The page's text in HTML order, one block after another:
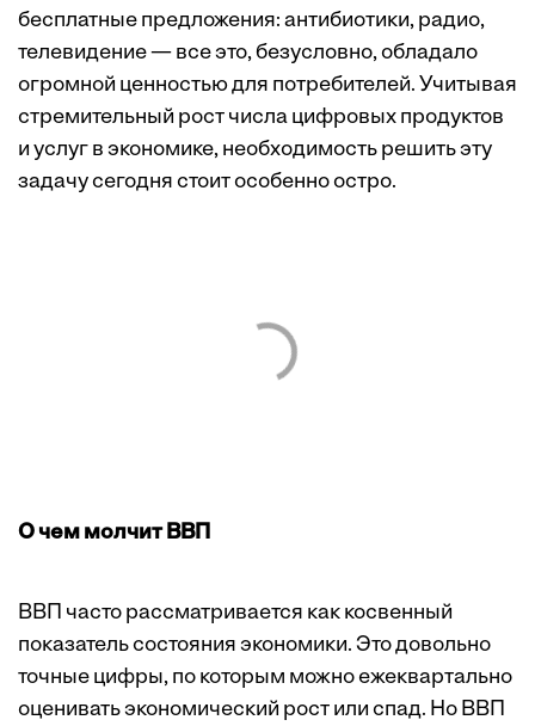
бесплатные предложения: антибиотики, радио,
телевидение — все это, безусловно, обладало
огромной ценностью для потребителей. Учитывая
стремительный рост числа цифровых продуктов
и услуг в экономике, необходимость решить эту
задачу сегодня стоит особенно остро.
О чем молчит ВВП
ВВП часто рассматривается как косвенный
показатель состояния экономики. Это довольно
точные цифры, по которым можно ежеквартально
оценивать экономический рост или спад. Но ВВП